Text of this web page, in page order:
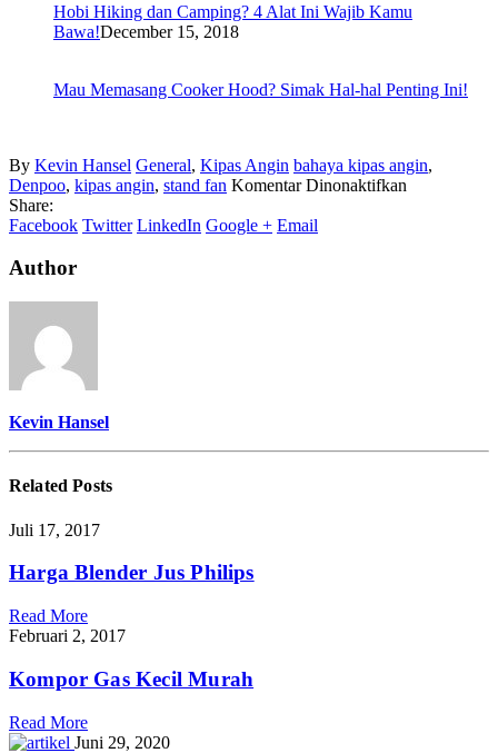
Hobi Hiking dan Camping? 4 Alat Ini Wajib Kamu
Bawa!December 15, 2018
Mau Memasang Cooker Hood? Simak Hal-hal Penting Ini!
By Kevin Hansel General, Kipas Angin bahaya kipas angin,
Denpoo, kipas angin, stand fan Komentar Dinonaktifkan
Share:
Facebook Twitter LinkedIn Google + Email
Author
Kevin Hansel
RelatedPosts
Juli 17, 2017
Harga Blender Jus Philips
Read More
Februari 2, 2017
Kompor Gas Kecil Murah
Read More
Juni 29, 2020